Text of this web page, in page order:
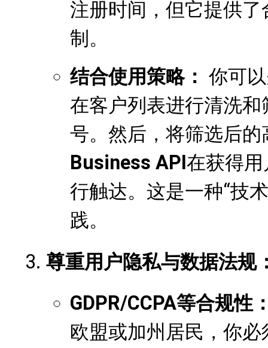
注册时间，但它提供
制。
结合使用策略： 你可
在客户列表进行清洗
号。然后，将筛选后
Business API在获得
行触达。这是一种“技
践。
尊重用户隐私与数据法规
GDPR/CCPA等合规性
欧盟或加州居民，你